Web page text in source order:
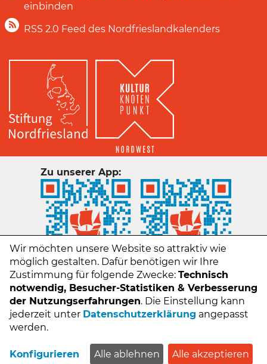
einbinden
RSS 2.0 Feed des Nordfrieslandkalenders
Kontakt
Datenschutz
Zu unserer App:
Wir möchten unsere Website so attraktiv wie
möglich gestalten. Dafür benötigen wir Ihre
Zustimmung für folgende Zwecke: Technisch
notwendig, Besucher-Statistiken & Verbesserung
der Nutzungserfahrungen. Die Einstellung kann
jederzeit unter Datenschutzerklärung angepasst
werden.
Konfigurieren Alle ablehnen Alle akzeptieren